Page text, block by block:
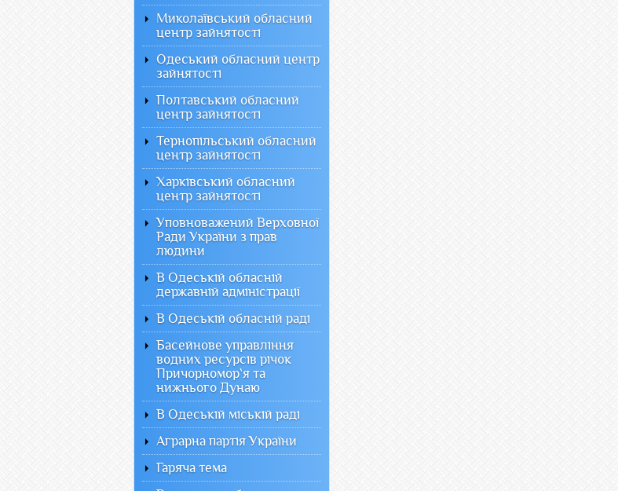
Миколаївський обласний
центр зайнятості
Одеський обласний центр
зайнятості
Полтавський обласний
центр зайнятості
Тернопільський обласний
центр зайнятості
Харківський обласний
центр зайнятості
Уповноважений Верховної
Ради України з прав
людини
В Одеській обласній
державній адміністрації
В Одеській обласній раді
Басейнове управління
водних ресурсів річок
Причорномор`я та
нижнього Дунаю
В Одеській міській раді
Аграрна партія України
Гаряча тема